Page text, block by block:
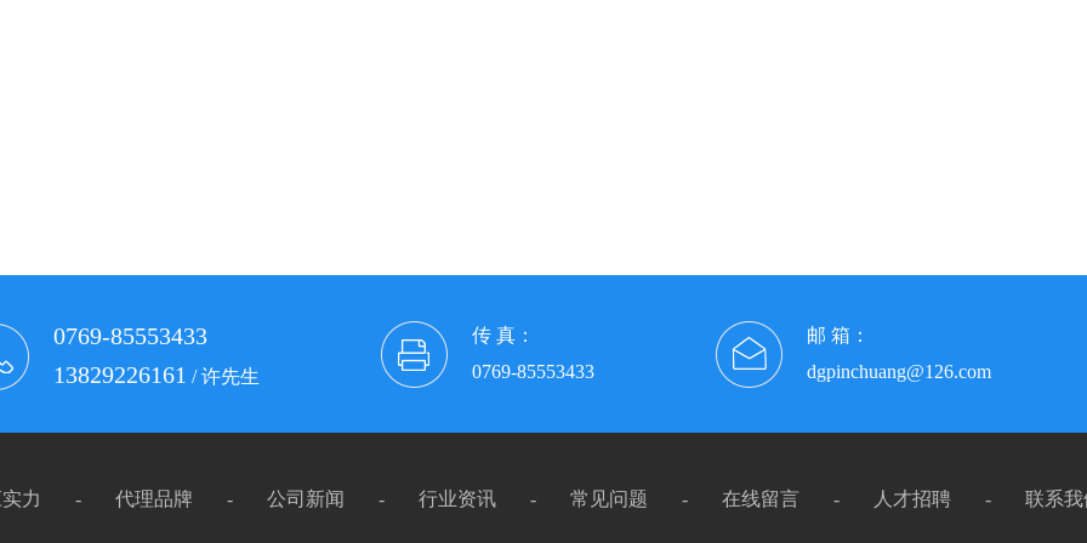
0769-85553433
13829226161 / 许先生
传 真：
0769-85553433
邮 箱：
dgpinchuang@126.com
力 - 代理品牌 - 公司新闻 - 行业资讯 - 常见问题 - 在线留言 - 人才招聘 - 联系我